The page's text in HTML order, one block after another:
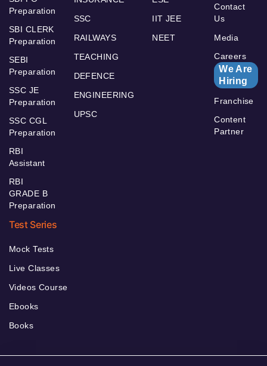
Preparation
SBI CLERK
Preparation
SEBI
Preparation
SSC JE
Preparation
SSC CGL
Preparation
RBI
Assistant
RBI
GRADE B
Preparation
SSC
RAILWAYS
TEACHING
DEFENCE
ENGINEERING
UPSC
IIT JEE
NEET
Contact
Us
Media
Careers
We Are
Hiring
Franchise
Content
Partner
Test Series
Mock Tests
Live Classes
Videos Course
Ebooks
Books